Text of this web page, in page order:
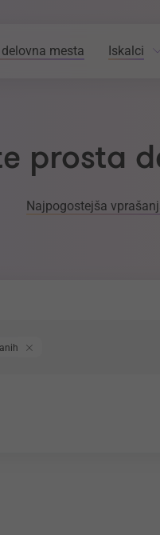
mesta Iskalci
prosta
Najpogostejša